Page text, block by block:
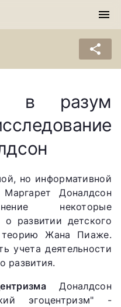
menu
share
в разум
но информативной
Доналдсон
некоторые
о развитии детского
теорию Жана Пиаже.
учета деятельности
развития.
Доналдсон
эгоцентризм" -